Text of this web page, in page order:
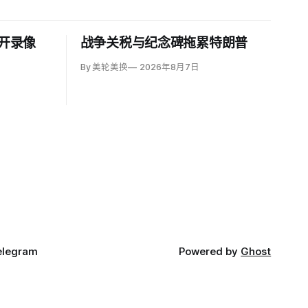
录像 战争关税与纪念碑拖累特朗普
By 美轮美换 2026年8月7日
Powered by Ghost